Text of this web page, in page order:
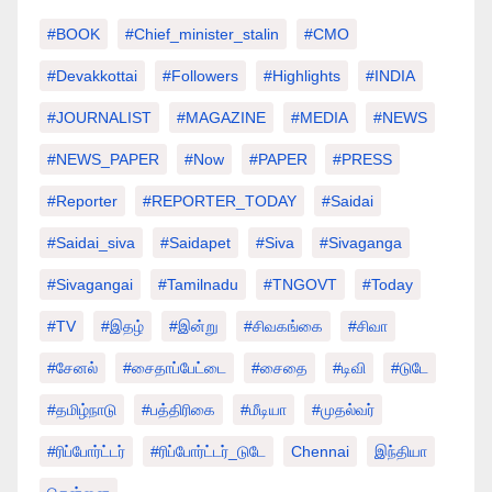
#BOOK #chief_minister_stalin #CMO
#devakkottai #followers #highlights #INDIA
#JOURNALIST #MAGAZINE #MEDIA #NEWS
#NEWS_PAPER #Now #PAPER #PRESS
#Reporter #REPORTER_TODAY #saidai
#saidai_siva #saidapet #Siva #Sivaganga
#sivagangai #tamilnadu #TNGOVT #today
#TV #இதழ் #இன்று #சிவகங்கை #சிவா
#சேனல் #சைதாப்பேட்டை #சைதை #டிவி #டுடே
#தமிழ்நாடு #பத்திரிகை #மீடியா #முதல்வர்
#ரிப்போர்ட்டர் #ரிப்போர்ட்டர்_டுடே Chennai இந்தியா